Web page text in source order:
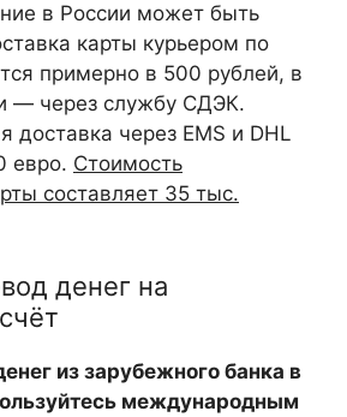
в России может быть
карты курьером по
примерно в 500 рублей, в
— через службу СДЭК.
доставка через EMS и DHL
евро. Стоимость
составляет 35 тыс.
денег на
из зарубежного банка в
международным